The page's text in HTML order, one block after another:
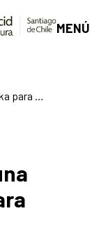
MENÚ